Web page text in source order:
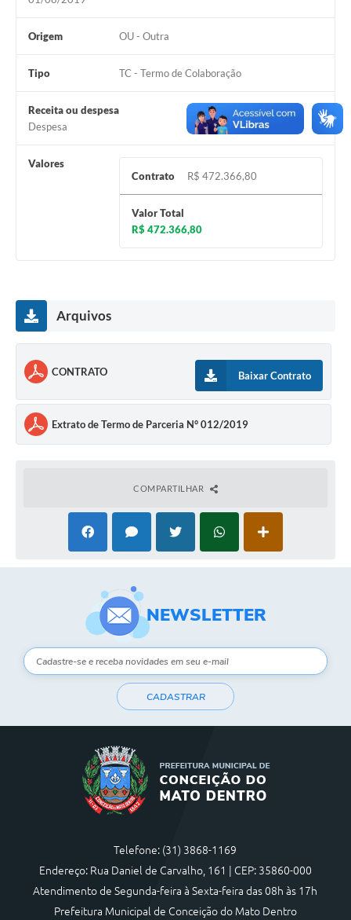
Audiências Públicas
Arquivos para Download
Serviços Online
A Prefeitura
Diário Oficial
Origem OU - Outra
Tipo TC - Termo de Colaboração
Receita ou despesa
Despesa
Valores
Contrato
R$ 472.366,80
Valor Total
R$ 472.366,80
Arquivos
CONTRATO Baixar Contrato
Extrato de Termo de Parceria N° 012/2019
COMPARTILHAR
NEWSLETTER
CADASTRAR
Telefone: (31) 3868-1169
Endereço: Rua Daniel de Carvalho, 161 | CEP: 35860-000
Atendimento de Segunda-feira à Sexta-feira das 08h às 17h
Prefeitura Municipal de Conceição do Mato Dentro